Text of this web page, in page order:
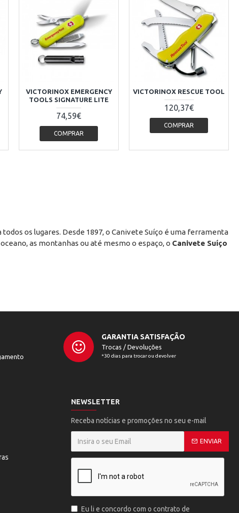
os lugares. Desde 1897, o Canivete Suíço é uma ferramenta
as montanhas ou até mesmo o espaço, o Canivete Suíço
VICTORINOX EMERGENCY
TOOLS SIGNATURE LITE
74,59€
COMPRAR
VICTORINOX RESCUE TOOL
120,37€
COMPRAR
GARANTIA SATISFAÇÃO
Trocas / Devoluções
*30 dias para trocar ou devolver
NEWSLETTER
Receba notícias e promoções no seu e-mail
ENVIAR
Eu li e concordo com o contrato de